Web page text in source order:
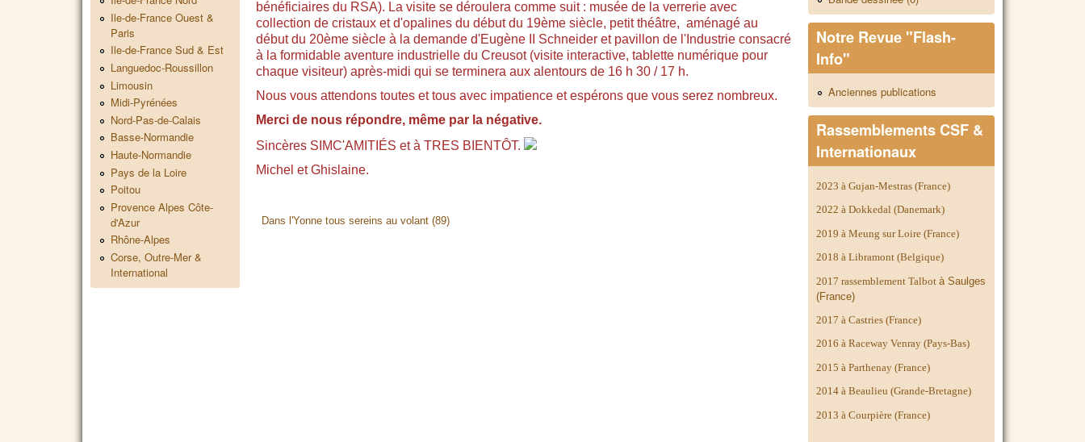
bénéficiaires du RSA). La visite se déroulera comme suit : musée de la verrerie avec
collection de cristaux et d'opalines du début du 19ème siècle, petit théâtre, aménagé au
début du 20ème siècle à la demande d'Eugène II Schneider et pavillon de l'Industrie consacré
à la formidable aventure industrielle du Creusot (visite interactive, tablette numérique pour
chaque visiteur) après-midi qui se terminera aux alentours de 16 h 30 / 17 h.
Nous vous attendons toutes et tous avec impatience et espérons que vous serez nombreux.
Merci de nous répondre, même par la négative.
Sincères SIMC'AMITIÉS et à TRES BIENTÔT.
Michel et Ghislaine.
Dans l'Yonne tous sereins au volant (89)
Ile-de-France Ouest &
Paris
Ile-de-France Sud & Est
Languedoc-Roussillon
Limousin
Midi-Pyrénées
Nord-Pas-de-Calais
Basse-Normandie
Haute-Normandie
Pays de la Loire
Poitou
Provence Alpes Côte-
d'Azur
Rhône-Alpes
Corse, Outre-Mer &
International
Notre Revue "Flash-
Info"
Anciennes publications
Rassemblements CSF &
Internationaux
2023 à Gujan-Mestras (France)
2022 à Dokkedal (Danemark)
2019 à Meung sur Loire (France)
2018 à Libramont (Belgique)
2017 rassemblement Talbotà Saulges
(France)
2017 à Castries (France)
2016 à Raceway Venray (Pays-Bas)
2015 à Parthenay (France)
2014 àBeaulieu (Grande-Bretagne)
2013 à Courpière (France)